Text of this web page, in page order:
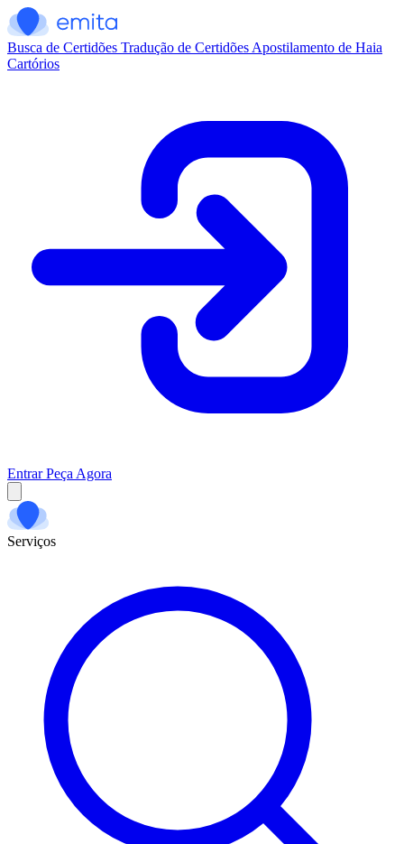
Busca de Certidões Tradução de Certidões Apostilamento de Haia
Cartórios
Entrar Peça Agora
Serviços